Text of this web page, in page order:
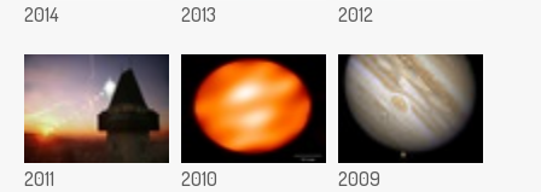
2014 2013 2012
2011 2010 2009